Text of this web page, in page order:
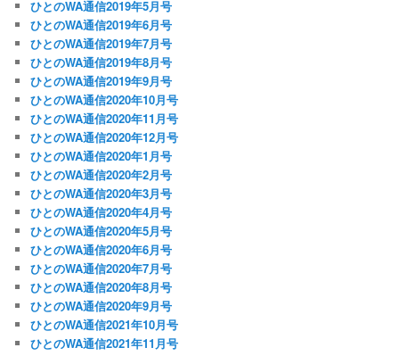
ひとのWA通信2019年5月号
ひとのWA通信2019年6月号
ひとのWA通信2019年7月号
ひとのWA通信2019年8月号
ひとのWA通信2019年9月号
ひとのWA通信2020年10月号
ひとのWA通信2020年11月号
ひとのWA通信2020年12月号
ひとのWA通信2020年1月号
ひとのWA通信2020年2月号
ひとのWA通信2020年3月号
ひとのWA通信2020年4月号
ひとのWA通信2020年5月号
ひとのWA通信2020年6月号
ひとのWA通信2020年7月号
ひとのWA通信2020年8月号
ひとのWA通信2020年9月号
ひとのWA通信2021年10月号
ひとのWA通信2021年11月号